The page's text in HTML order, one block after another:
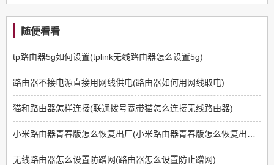
随便看看
tp路由器5g如何设置(tplink无线路由器怎么设置5g)
路由器不接电源直接用网线供电(路由器如何用网线取电)
猫和路由器怎样连接(联通拨号宽带猫怎么连接无线路由器)
无线路由器怎么设置防蹭网(路由器怎么设置防止蹭网)